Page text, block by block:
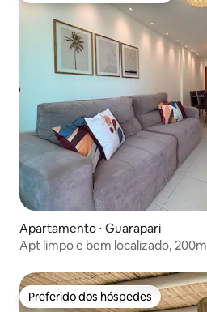
Apartamento ⋅ Guarapari
Apt limpo e bem localizado,
Preferido dos hóspedes
Preferido dos hóspedes